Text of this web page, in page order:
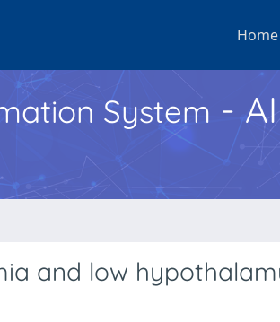
Home
System -
and low